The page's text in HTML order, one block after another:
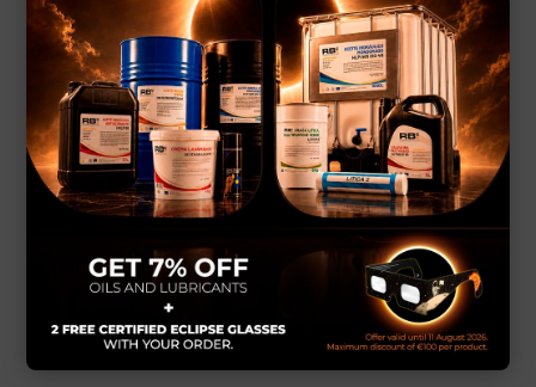
verantwortungsvollen und effizienten
Einsatzvon Hubarbeitsbühnen weltweit
fördert.
Sie vereint Hersteller, Vermieter, Händler,
Dienstleister und Bediener inüber 80
Ländernund arbeitet täglich an
Schulungen, Sicherheitsrichtlinien,
technischen Empfehlungen und
Branchenstandards.
Was bedeutet das für
unsere Kunden?